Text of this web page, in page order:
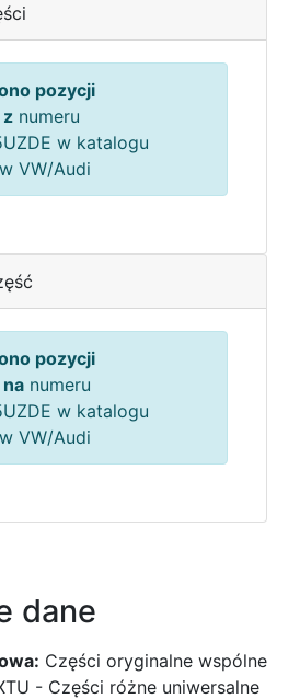
pozycji
z numeru
w katalogu
VW/Audi
pozycji
na numeru
w katalogu
VW/Audi
dane
Części oryginalne wspólne
- Części różne uniwersalne